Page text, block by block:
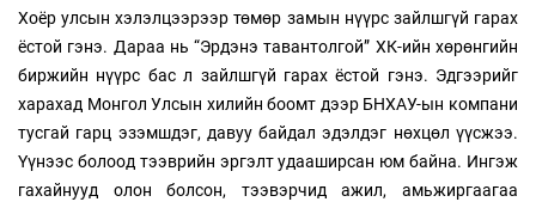
Хоёр улсын хэлэлцээрээр төмөр замын нүүрс зайлшгүй гарах
ёстой гэнэ. Дараа нь “Эрдэнэ тавантолгой” ХК-ийн хөрөнгийн
биржийн нүүрс бас л зайлшгүй гарах ёстой гэнэ. Эдгээрийг
харахад Монгол Улсын хилийн боомт дээр БНХАУ-ын компани
тусгай гарц эзэмшдэг, давуу байдал эдэлдэг нөхцөл үүсжээ.
Үүнээс болоод тээврийн эргэлт удааширсан юм байна. Ингэж
гахайнууд олон болсон, тээвэрчид ажил, амьжиргаагаа